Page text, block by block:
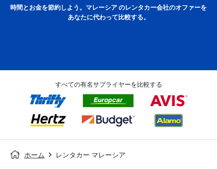
時間とお金を節約しよう。マレーシア のレンタカー会社のオファーを
あなたに代わって比較する。
すべての有名サプライヤーを比較する
ホーム レンタカー マレーシア